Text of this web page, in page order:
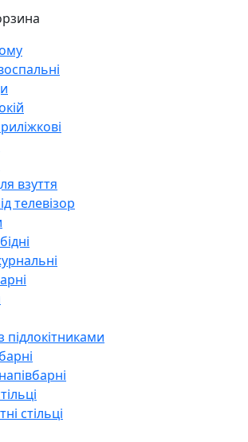
взуття
телевізор
підлокітниками
стільці